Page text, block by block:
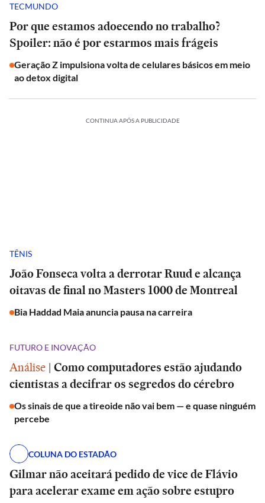
TECMUNDO
Por que estamos adoecendo no trabalho?
Spoiler: não é por estarmos mais frágeis
Geração Z impulsiona volta de celulares básicos em meio
ao detox digital
CONTINUA APÓS A PUBLICIDADE
TÊNIS
João Fonseca volta a derrotar Ruud e alcança
oitavas de final no Masters 1000 de Montreal
Bia Haddad Maia anuncia pausa na carreira
FUTURO E INOVAÇÃO
Análise | Como computadores estão ajudando
cientistas a decifrar os segredos do cérebro
Os sinais de que a tireoide não vai bem — e quase ninguém
percebe
COLUNA DO ESTADÃO
Gilmar não aceitará pedido de vice de Flávio
para acelerar exame em ação sobre estupro